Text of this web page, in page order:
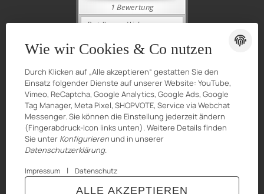
Wie wir Cookies & Co nutzen
Durch Klicken auf „Alle akzeptieren“ gestatten Sie den
Einsatz folgender Dienste auf unserer Website: YouTube,
Vimeo, ReCaptcha, Google Analytics, Google Ads, Google
Tag Manager, Meta Pixel, SHOPVOTE, Service via Webchat
Messenger. Sie können die Einstellung jederzeit ändern
(Fingerabdruck-Icon links unten). Weitere Details finden
Sie unter Konfigurierenund in unserer
Datenschutzerklärung.
Impressum | Datenschutz
ALLE AKZEPTIEREN